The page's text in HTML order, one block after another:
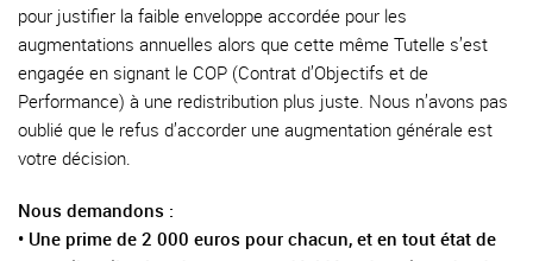
pour justifier la faible enveloppe accordée pour les
augmentations annuelles alors que cette même Tutelle s’est
engagée en signant le COP (Contrat d’Objectifs et de
Performance) à une redistribution plus juste. Nous n’avons pas
oublié que le refus d’accorder une augmentation générale est
votre décision.
Nous demandons :
• Une prime de 2 000 euros pour chacun, et en tout état de